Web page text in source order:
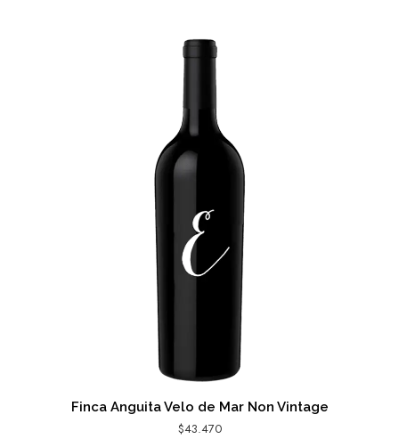
Finca Anguita Velo de Mar Non Vintage
$43.470